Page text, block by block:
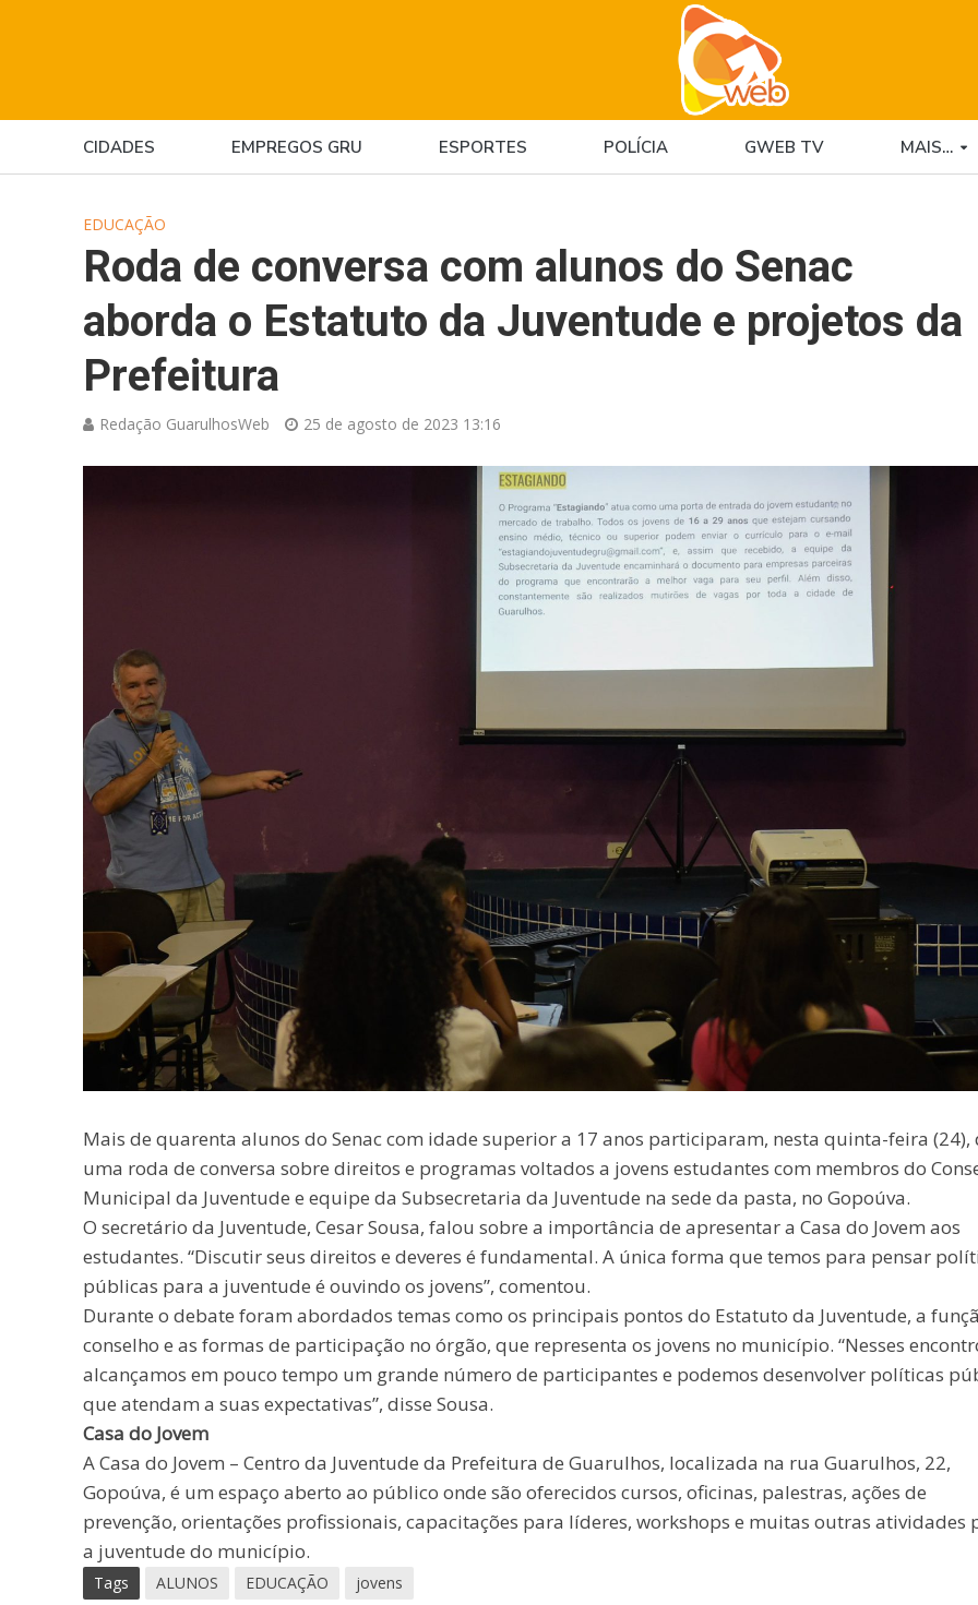
CIDADES EMPREGOS GRU ESPORTES POLÍCIA GWEB TV MAIS…
EDUCAÇÃO
Roda de conversa com alunos do Senac
aborda o Estatuto da Juventude e projetos da
Prefeitura
Redação GuarulhosWeb 25 de agosto de 2023 13:16
Mais de quarenta alunos do Senac com idade superior a 17 anos participaram, nesta quinta-feira (24),
uma roda de conversa sobre direitos e programas voltados a jovens estudantes com membros do
Municipal da Juventude e equipe da Subsecretaria da Juventude na sede da pasta, no Gopoúva.
O secretário da Juventude, Cesar Sousa, falou sobre a importância de apresentar a Casa do Jovem aos
estudantes. “Discutir seus direitos e deveres é fundamental. A única forma que temos para pensar
públicas para a juventude é ouvindo os jovens”, comentou.
Durante o debate foram abordados temas como os principais pontos do Estatuto da Juventude, a
conselho e as formas de participação no órgão, que representa os jovens no município. “Nesses
alcançamos em pouco tempo um grande número de participantes e podemos desenvolver políticas
que atendam a suas expectativas”, disse Sousa.
Casa do Jovem
A Casa do Jovem – Centro da Juventude da Prefeitura de Guarulhos, localizada na rua Guarulhos, 22,
Gopoúva, é um espaço aberto ao público onde são oferecidos cursos, oficinas, palestras, ações de
prevenção, orientações profissionais, capacitações para líderes, workshops e muitas outras atividades
a juventude do município.
Tags ALUNOS EDUCAÇÃO jovens